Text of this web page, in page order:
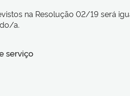
na Resolução 02/19 será
a.
serviço